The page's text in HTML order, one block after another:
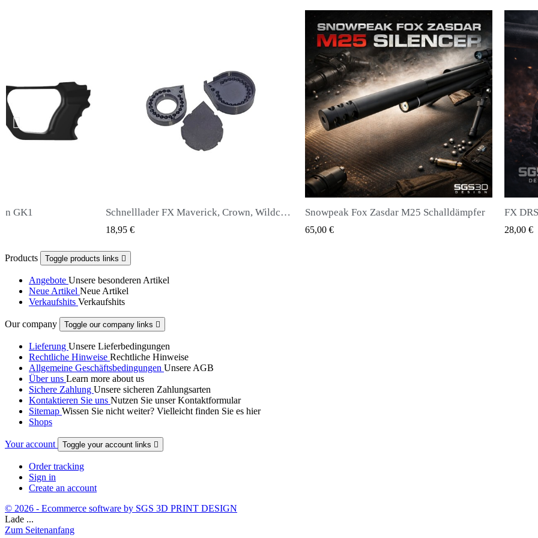
VIEW QUICK VIEW
Snowpeak Fox Zasdar M25 Schalldämpfer
65,00 €
QUICK VIEW
28,00 € 28,00
Products Toggle products links 
Angebote Unsere besonderen Artikel
Neue Artikel Neue Artikel
Verkaufshits Verkaufshits
Our company Toggle our company links 
Lieferung Unsere Lieferbedingungen
Rechtliche Hinweise Rechtliche Hinweise
Allgemeine Geschäftsbedingungen Unsere AGB
Über uns Learn more about us
Sichere Zahlung Unsere sicheren Zahlungsarten
Kontaktieren Sie uns Nutzen Sie unser Kontaktformular
Sitemap Wissen Sie nicht weiter? Vielleicht finden Sie es hier
Shops
Your account Toggle your account links 
Order tracking
Sign in
Create an account
© 2026 - Ecommerce software by SGS 3D PRINT DESIGN
Lade ...
Zum Seitenanfang